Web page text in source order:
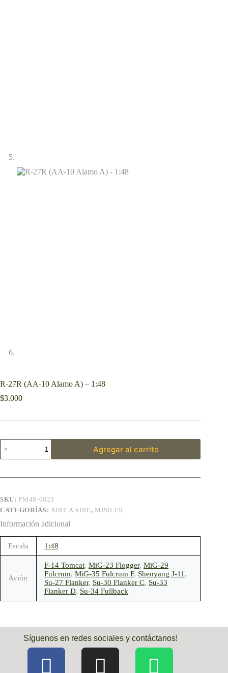
R-27R (AA-10 Alamo A) – 1:48
$3.000
Agregar al carrito
SKU: PM48-0023
CATEGORÍAS: AIRE A AIRE, MISILES
Información adicional
Escala 1:48
Avión
F-14 Tomcat, MiG-23 Flogger, MiG-29
Fulcrum, MiG-35 Fulcrum F, Shenyang J-11 ,
Su-27 Flanker, Su-30 Flanker C, Su-33
Flanker D, Su-34 Fullback
Síguenos en redes sociales y contáctanos!